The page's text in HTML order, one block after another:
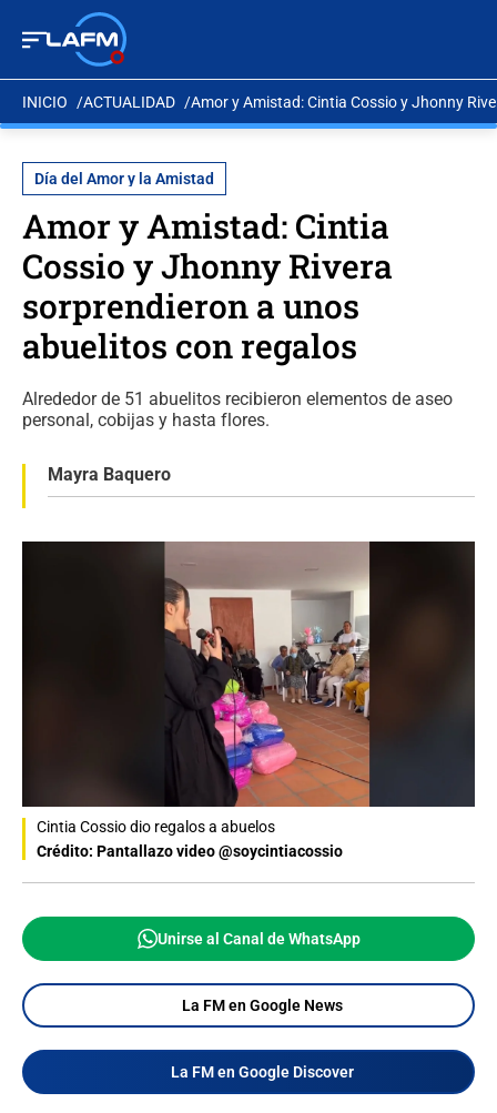
INICIO ACTUALIDAD Amor y Amistad: Cintia Cossio y Jhonny
Día del Amor y la Amistad
Amor y Amistad: Cintia
Cossio y Jhonny Rivera
sorprendieron a unos
abuelitos con regalos
Alrededor de 51 abuelitos recibieron elementos de aseo
personal, cobijas y hasta flores.
Mayra Baquero
Cintia Cossio dio regalos a abuelos
Crédito: Pantallazo video @soycintiacossio
Unirse al Canal de WhatsApp
La FM en Google News
La FM en Google Discover